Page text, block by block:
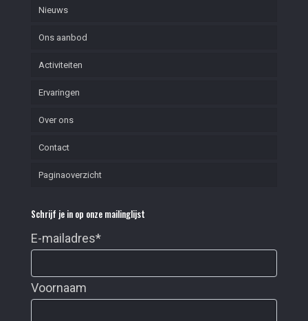
Nieuws
Ons aanbod
Activiteiten
Ervaringen
Over ons
Contact
Paginaoverzicht
Schrijf je in op onze mailinglijst
E-mailadres*
Voornaam